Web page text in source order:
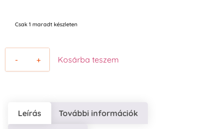
Csak 1 maradt készleten
- + Kosárba teszem
Leírás További információk